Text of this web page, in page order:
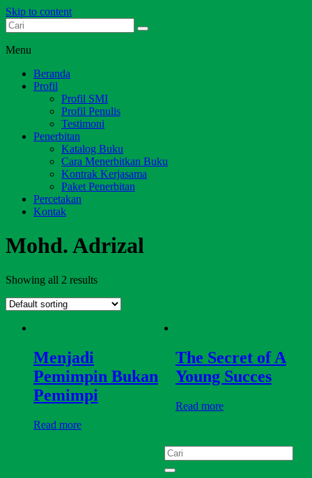
Skip to content
Dari Jambi untuk Indonesia
Menu
Beranda
Profil
Profil SMI
Profil Penulis
Testimoni
Penerbitan
Katalog Buku
Cara Menerbitkan Buku
Kontrak Kerjasama
Paket Penerbitan
Percetakan
Kontak
Mohd. Adrizal
Showing all 2 results
Menjadi
Pemimpin Bukan
Pemimpi
Read more
The Secret of A
Young Succes
Read more